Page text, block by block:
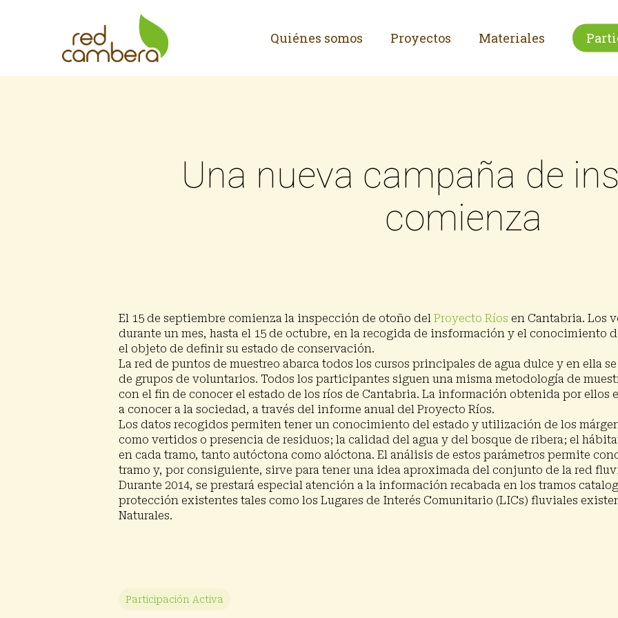
Presiona enter para buscar o ESC para cerrar
Quiénes somos Proyectos Materiales
Una nueva campaña de
comienza
El 15 de septiembre comienza la inspección de otoño del Proyecto Ríos en Cantabria. Los
durante un mes, hasta el 15 de octubre, en la recogida de insformación y el conocimiento
el objeto de definir su estado de conservación.
La red de puntos de muestreo abarca todos los cursos principales de agua dulce y en ella
de grupos de voluntarios. Todos los participantes siguen una misma metodología de
con el fin de conocer el estado de los ríos de Cantabria. La información obtenida por ellos
a conocer a la sociedad, a través del informe anual del Proyecto Ríos.
Los datos recogidos permiten tener un conocimiento del estado y utilización de los
como vertidos o presencia de residuos; la calidad del agua y del bosque de ribera; el
en cada tramo, tanto autóctona como alóctona. El análisis de estos parámetros permite
tramo y, por consiguiente, sirve para tener una idea aproximada del conjunto de la red
Durante 2014, se prestará especial atención a la información recabada en los tramos
protección existentes tales como los Lugares de Interés Comunitario (LICs) fluviales
Naturales.
Participación Activa